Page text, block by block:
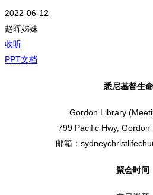
2022-06-12
赵晖姊妹
收听
PPT文档
悉尼基督生
Gordon Library
799 Pacific Hwy, Gordon
邮箱：
聚会时间